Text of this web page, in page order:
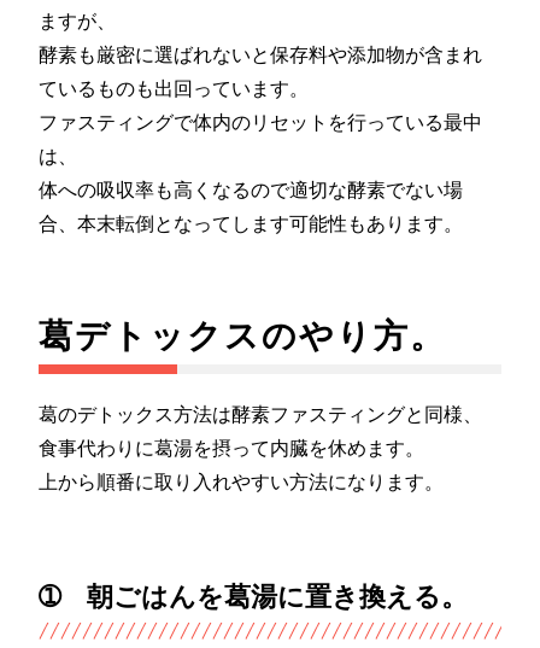
ますが、
酵素も厳密に選ばれないと保存料や添加物が含まれ
ているものも出回っています。
ファスティングで体内のリセットを行っている最中
は、
体への吸収率も高くなるので適切な酵素でない場
合、本末転倒となってします可能性もあります。
葛デトックスのやり方。
葛のデトックス方法は酵素ファスティングと同様、
食事代わりに葛湯を摂って内臓を休めます。
上から順番に取り入れやすい方法になります。
➀ 朝ごはんを葛湯に置き換える。